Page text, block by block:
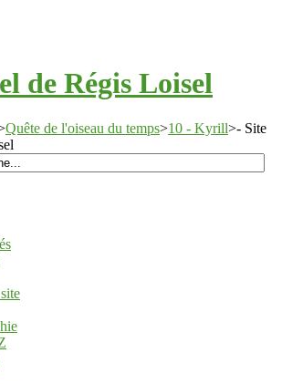
de Régis Loisel
Quête de l'oiseau du temps>10 - Kyrill>- Site